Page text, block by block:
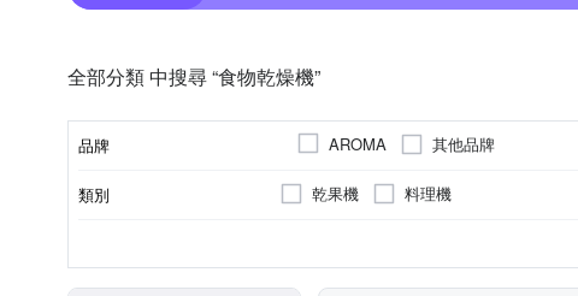
全部分類 中搜尋 “食物乾燥機”
品牌 AROMA 其他品牌
類別 乾果機 料理機